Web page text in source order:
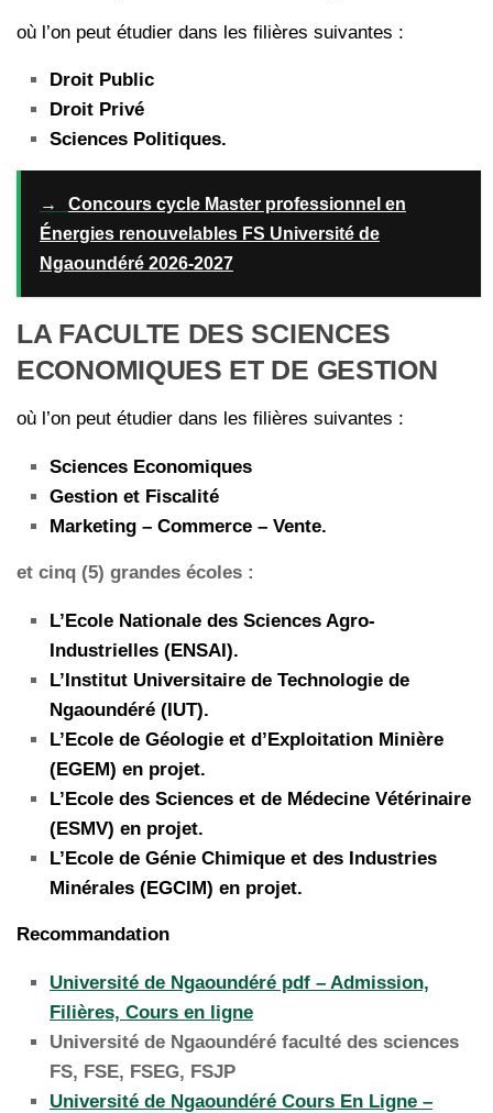
où l’on peut étudier dans les filières suivantes :
Droit Public
Droit Privé
Sciences Politiques.
→
Concours cycle Master professionnel en
Énergies renouvelables FS Université de
Ngaoundéré 2026-2027
LA FACULTE DES SCIENCES
ECONOMIQUES ET DE GESTION
où l’on peut étudier dans les filières suivantes :
Sciences Economiques
Gestion et Fiscalité
Marketing – Commerce – Vente.
et cinq (5) grandes écoles :
L’Ecole Nationale des Sciences Agro-
Industrielles (ENSAI).
L’Institut Universitaire de Technologie de
Ngaoundéré (IUT).
L’Ecole de Géologie et d’Exploitation Minière
(EGEM) en projet.
L’Ecole des Sciences et de Médecine Vétérinaire
(ESMV) en projet.
L’Ecole de Génie Chimique et des Industries
Minérales (EGCIM) en projet.
Recommandation
Université de Ngaoundéré pdf – Admission,
Filières, Cours en ligne
Université de Ngaoundéré faculté des sciences
FS, FSE, FSEG, FSJP
Université de Ngaoundéré Cours En Ligne –